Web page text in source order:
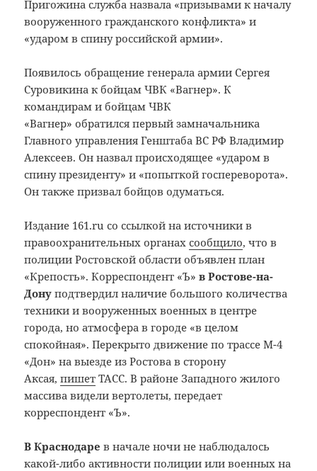
Пригожина служба назвала «призывами к началу
вооруженного гражданского конфликта» и
«ударом в спину российской армии».
Появилось обращение генерала армии Сергея
Суровикина к бойцам ЧВК «Вагнер». К
командирам и бойцам ЧВК
«Вагнер» обратился первый замначальника
Главного управления Генштаба ВС РФ Владимир
Алексеев. Он назвал происходящее «ударом в
спину президенту» и «попыткой госпереворота».
Он также призвал бойцов одуматься.
Издание 161.ru со ссылкой на источники в
правоохранительных органахсообщило, что в
полиции Ростовской области объявлен план
«Крепость». Корреспондент «Ъ»в Ростове-на-
Дону подтвердил наличие большого количества
техники и вооруженных военных в центре
города, но атмосфера в городе «в целом
спокойная». Перекрыто движение по трассе М-4
«Дон» на выезде из Ростова в сторону
Аксая,пишет ТАСС. В районе Западного жилого
массива видели вертолеты, передает
корреспондент «Ъ».
В Краснодаре в начале ночи не наблюдалось
какой-либо активности полиции или военных на